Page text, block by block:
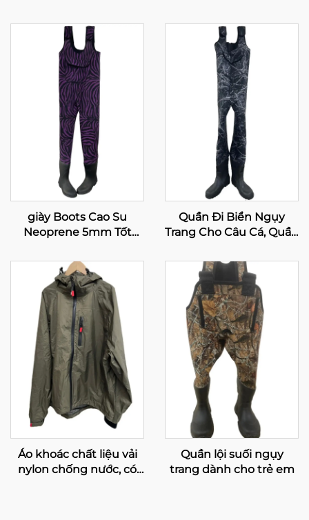
giày Boots Cao Su
Neoprene 5mm Tốt
Ở Ngực Dành Cho Phụ
Nữ
Quần Đi Biển Ngụy
Trang Cho Câu Cá, Quần
Quần Đi Biển Thoáng
Khí Cho Câu Cá Và Săn
Bắn Có Ủng Đinh Bằng
Nhung
Áo khoác chất liệu vải
nylon chống nước, có
Quần lội suối ngụy
trang dành cho trẻ em